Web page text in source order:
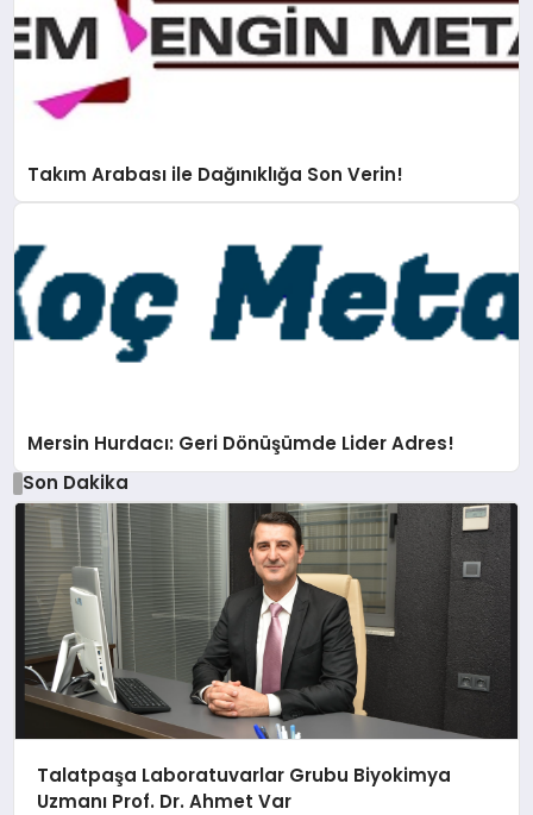
Takım Arabası ile Dağınıklığa Son Verin!
Mersin Hurdacı: Geri Dönüşümde Lider Adres!
Son Dakika
Talatpaşa Laboratuvarlar Grubu Biyokimya
Uzmanı Prof. Dr. Ahmet Var